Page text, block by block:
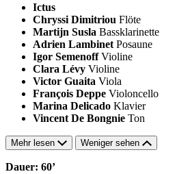
Ictus
Chryssi Dimitriou Flöte
Martijn Susla Bassklarinette
Adrien Lambinet Posaune
Igor Semenoff Violine
Clara Lévy Violine
Victor Guaita Viola
François Deppe Violoncello
Marina Delicado Klavier
Vincent De Bongnie Ton
Mehr lesen Weniger sehen
Dauer: 60’